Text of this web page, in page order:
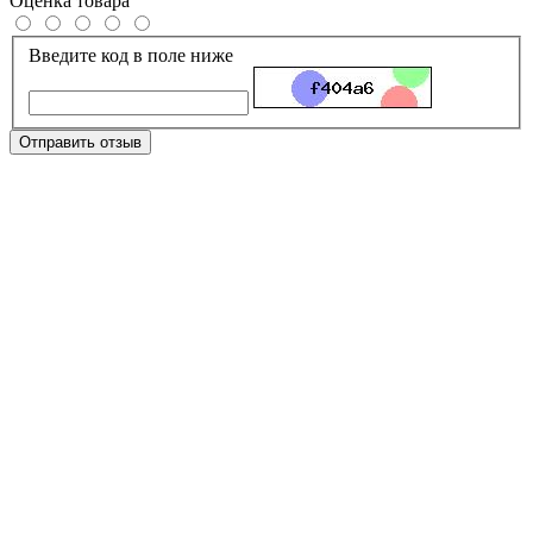
Введите код в поле ниже
Отправить отзыв